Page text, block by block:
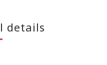
details